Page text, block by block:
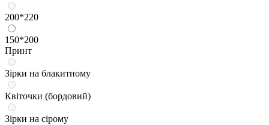
200*220
150*200
Принт
Зірки на блакитному
Квіточки (бордовий)
Зірки на сірому